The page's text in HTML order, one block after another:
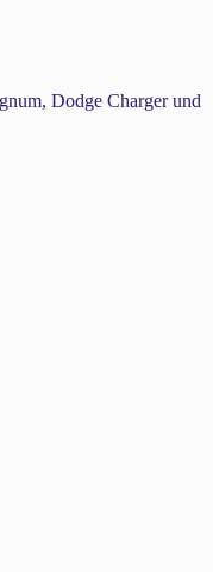
Dodge Charger und